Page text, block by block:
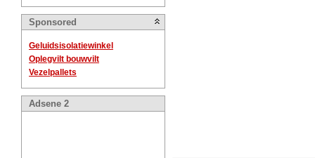
Sponsored
Geluidsisolatiewinkel
Oplegvilt bouwvilt
Vezelpallets
Adsene 2